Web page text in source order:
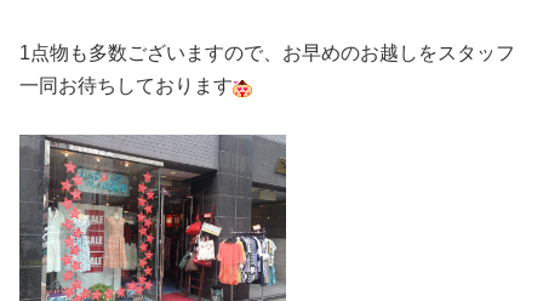
1点物も多数ございますので、お早めのお越しをスタッフ
一同お待ちしております